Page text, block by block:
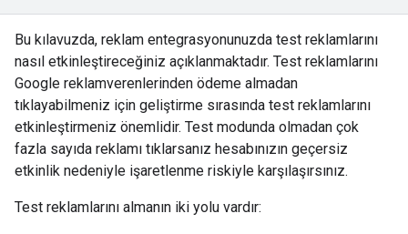
Bu kılavuzda, reklam entegrasyonunuzda test reklamlarını
nasıl etkinleştireceğiniz açıklanmaktadır. Test reklamlarını
Google reklamverenlerinden ödeme almadan
tıklayabilmeniz için geliştirme sırasında test reklamlarını
etkinleştirmeniz önemlidir. Test modunda olmadan çok
fazla sayıda reklamı tıklarsanız hesabınızın geçersiz
etkinlik nedeniyle işaretlenme riskiyle karşılaşırsınız.
Test reklamlarını almanın iki yolu vardır: